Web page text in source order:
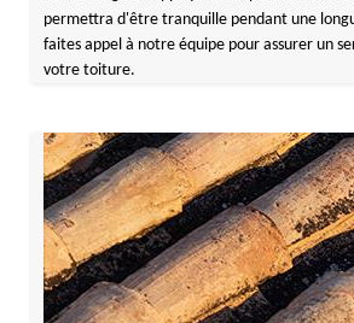
permettra d'être tranquille pendant une
faites appel à notre équipe pour assurer un
votre toiture.